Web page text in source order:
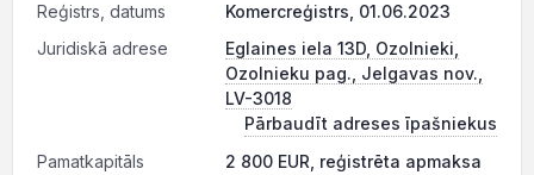
Reģistrs, datums
Komercreģistrs, 01.06.2023
Juridiskā adrese
Eglaines iela 13D, Ozolnieki,
Ozolnieku pag., Jelgavas nov.,
LV-3018
Pārbaudīt adreses īpašniekus
Pamatkapitāls
2 800 EUR, reģistrēta apmaksa